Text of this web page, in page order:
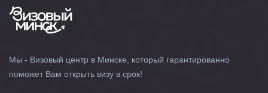
Мы - Визовый центр в Минске, который гарантированно
поможет Вам открыть визу в срок!